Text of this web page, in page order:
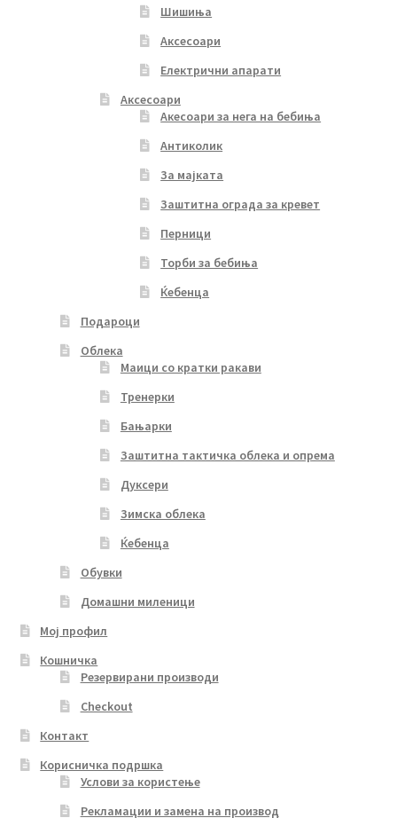
Шишиња
Аксесоари
Електрични апарати
Аксесоари
Акесоари за нега на бебиња
Антиколик
За мајката
Заштитна ограда за кревет
Перници
Торби за бебиња
Ќебенца
Подароци
Облека
Маици со кратки ракави
Тренерки
Бањарки
Заштитна тактичка облека и опрема
Дуксери
Зимска облека
Ќебенца
Обувки
Домашни миленици
Мој профил
Кошничка
Резервирани производи
Checkout
Контакт
Корисничка подршка
Услови за користење
Рекламации и замена на производ